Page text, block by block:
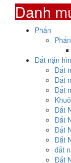
Danh
Phấn
Đất nặn
Đất
Đất
Đất
Đắt
Đắt
Đất
Đắt
đất
Đất